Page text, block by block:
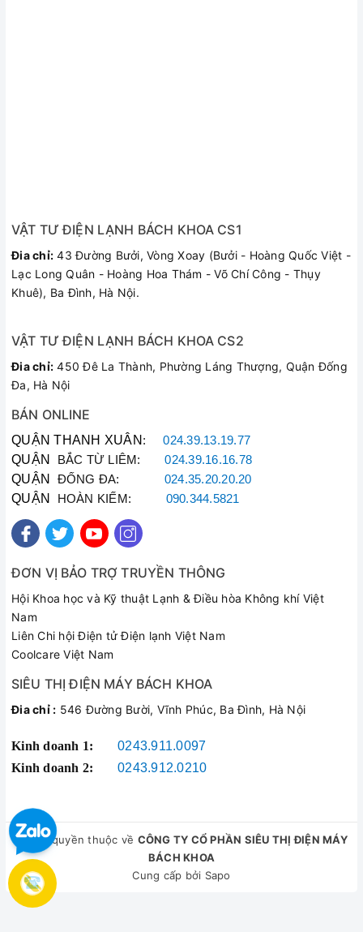
VẬT TƯ ĐIỆN LẠNH BÁCH KHOA CS1
Đia chỉ: 43 Đường Bưởi, Vòng Xoay (Bưởi - Hoàng Quốc Việt -
Lạc Long Quân - Hoàng Hoa Thám - Võ Chí Công - Thụy
Khuê), Ba Đình, Hà Nội.
VẬT TƯ ĐIỆN LẠNH BÁCH KHOA CS2
Đia chỉ: 450 Đê La Thành, Phường Láng Thượng, Quận Đống
Đa, Hà Nội
BÁN ONLINE
QUẬN THANH XUÂN :024.39.13.19.77
QUẬN BẮC TỪ LIÊM:024.39.16.16.78
QUẬN ĐỐNG ĐA: 024.35.20.20.20
QUẬN HOÀN KIẾM: 090.344.5821
ĐƠN VỊ BẢO TRỢ TRUYỀN THÔNG
Hội Khoa học và Kỹ thuật Lạnh & Điều hòa Không khí Việt
Nam
Liên Chi hội Điện tử Điện lạnh Việt Nam
Coolcare Việt Nam
SIÊU THỊ ĐIỆN MÁY BÁCH KHOA
Đia chỉ : 546 Đường Bười, Vĩnh Phúc, Ba Đình, Hà Nội
Kinh doanh 1:
0243.911.0097
Kinh doanh 2:
0243.912.0210
© Bản quyền thuộc về CÔNG TY CỔ PHẦN SIÊU THỊ ĐIỆN MÁY
BÁCH KHOA
Cung cấp bởi Sapo